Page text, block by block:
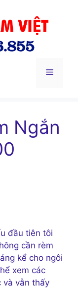
Menu
Ngắn
đầu tiên tôi
cần rèm
kể cho ngôi
xem các
và vẫn thấy